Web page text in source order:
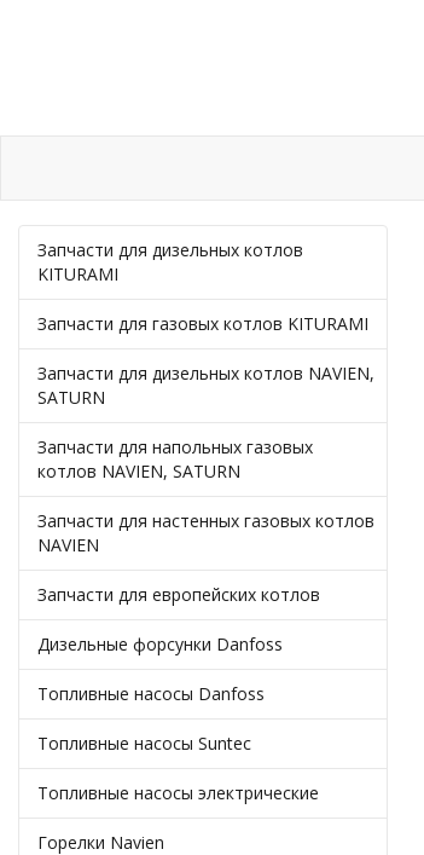
Запчасти для дизельных котлов
KITURAMI
Запчасти для газовых котлов KITURAMI
Запчасти для дизельных котлов NAVIEN,
SATURN
Запчасти для напольных газовых
котлов NAVIEN, SATURN
Запчасти для настенных газовых котлов
NAVIEN
Запчасти для европейских котлов
Дизельные форсунки Danfoss
Топливные насосы Danfoss
Топливные насосы Suntec
Топливные насосы электрические
Горелки Navien